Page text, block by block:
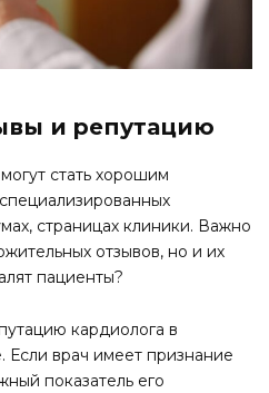
и репутацию
стать хорошим
страницах клиники. Важно
отзывов, но и их
пациенты?
кардиолога в
врач имеет признание
показатель его